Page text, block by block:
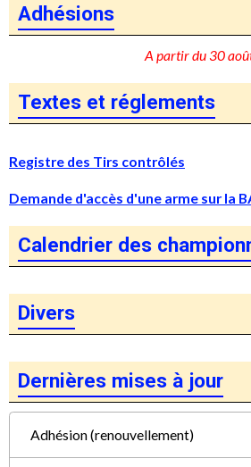
Adhésions
A partir du 30
Textes et réglements
Registre des Tirs contrôlés
Demande d'accès d'une arme sur la
Calendrier des
Divers
Dernières mises à jour
Adhésion (renouvellement)